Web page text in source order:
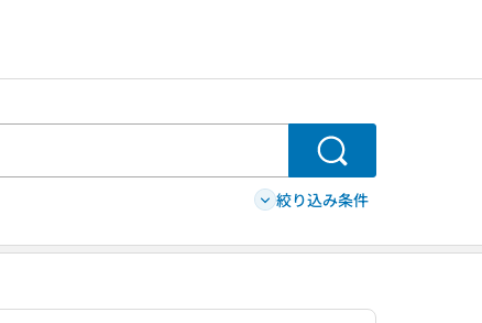
検索
絞り込み条件